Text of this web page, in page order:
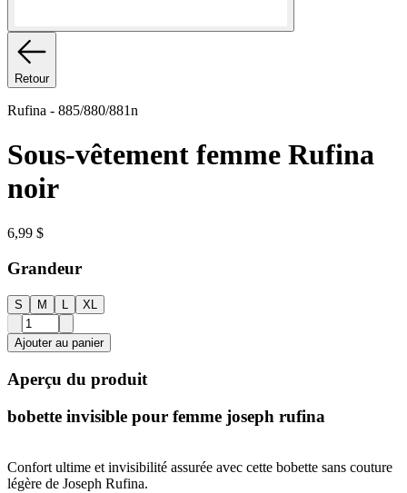
Retour
Rufina - 885/880/881n
Sous-vêtement femme Rufina
noir
6,99 $
Grandeur
S M L XL
Ajouter au panier
Aperçu du produit
bobette invisible pour femme joseph rufina
Confort ultime et invisibilité assurée avec cette bobette sans couture
légère de Joseph Rufina.